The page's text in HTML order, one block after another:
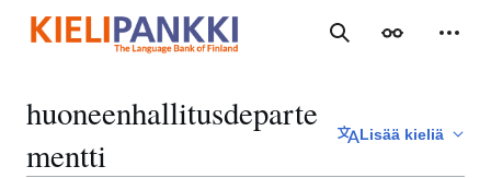
sisältöön
Haku Ulkoasu
huoneenhallitusdeparte
mentti
Lisää kieliä